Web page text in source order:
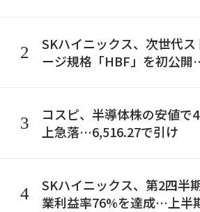
2
SKハイニックス、次世代ス
ージ規格「HBF」を初公
3
コスピ、半導体株の安値で
上急落…6,516.27で引け
4
SKハイニックス、第2四半
業利益率76%を達成…上半